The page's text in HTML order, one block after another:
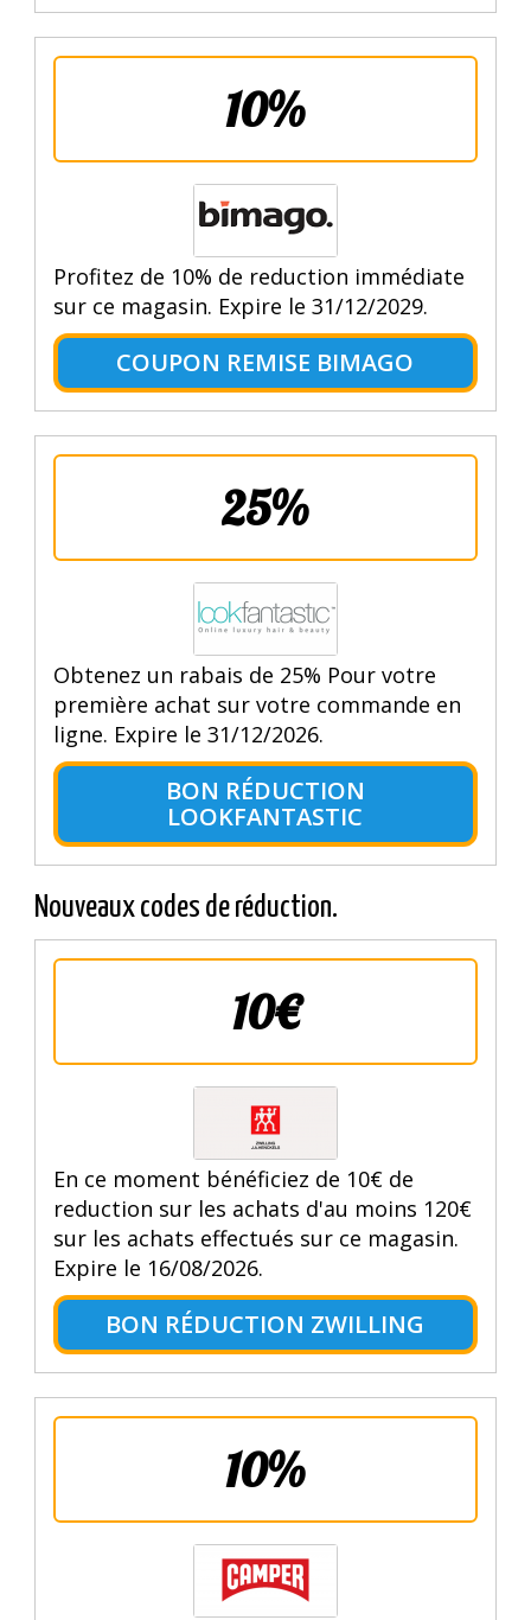
10%
Profitez de 10% de reduction immédiate
sur ce magasin. Expire le 31/12/2029.
COUPON REMISE BIMAGO
25%
Obtenez un rabais de 25% Pour votre
première achat sur votre commande en
ligne. Expire le 31/12/2026.
BON RÉDUCTION
LOOKFANTASTIC
Nouveaux codes de réduction.
10€
En ce moment bénéficiez de 10€ de
reduction sur les achats d'au moins 120€
sur les achats effectués sur ce magasin.
Expire le 16/08/2026.
BON RÉDUCTION ZWILLING
10%